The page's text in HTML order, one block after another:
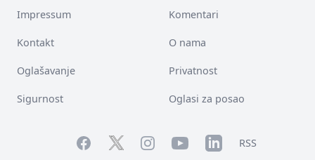
Impressum Komentari
Kontakt O nama
Oglašavanje Privatnost
Sigurnost Oglasi za posao
FacebookTwitterInstagramYouTubeLinkedInRSS